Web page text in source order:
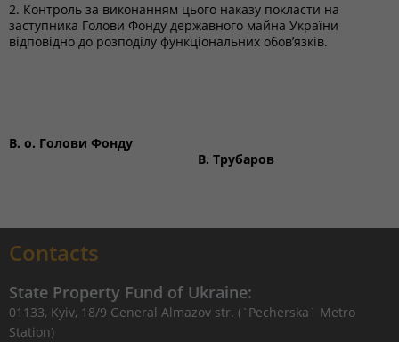
2. Контроль за виконанням цього наказу покласти на
заступника Голови Фонду державного майна України
відповідно до розподілу функціональних обов’язків.
В. о. Голови Фонду
В. Трубаров
Contacts
State Property Fund of Ukraine:
01133, Kyiv, 18/9 General Almazov str. (`Pecherska` Metro
Station)